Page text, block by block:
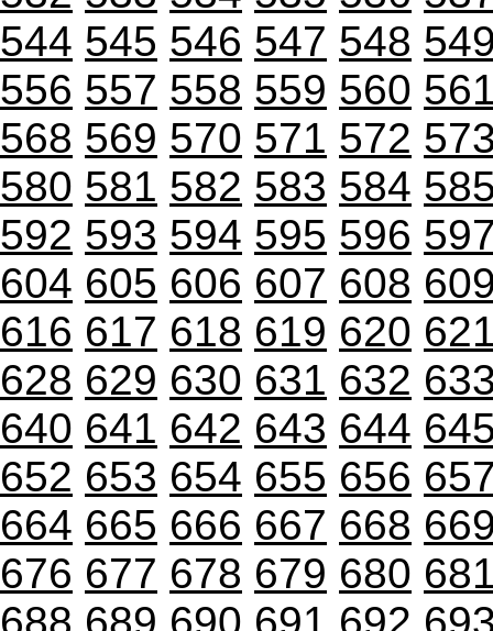
544 545 546 547 548
556 557 558 559 560
568 569 570 571 572
580 581 582 583 584
592 593 594 595 596
604 605 606 607 608
616 617 618 619 620
628 629 630 631 632
640 641 642 643 644
652 653 654 655 656
664 665 666 667 668
676 677 678 679 680